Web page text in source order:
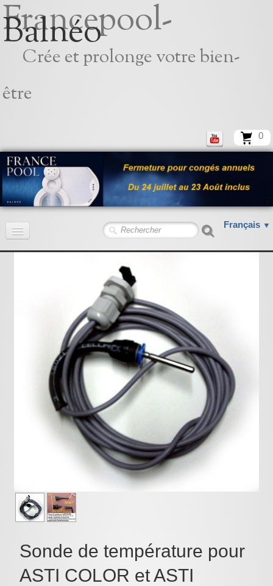
Francepool-
Balnéo
Crée et prolonge votre bien-
être
0
Français ▼
Accueil
Kits baignoires
Pour l'entretien
Pour le bain
Prestations Atelier
Les bonnes affaires
Composants électroniques
F.A.Q (Foire aux questions)
Contact
Sonde de température pour
ASTI COLOR et ASTI